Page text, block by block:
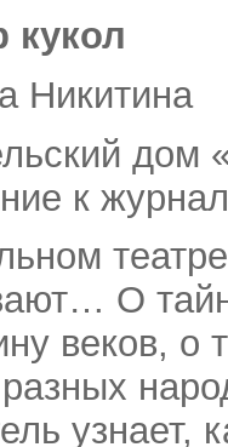
Никитина
дом
к
О
веков, о